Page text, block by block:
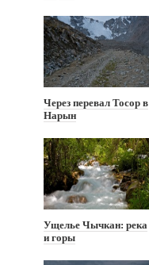
Через перевал Тосор в
Нарын
Ущелье Чычкан: река
и горы